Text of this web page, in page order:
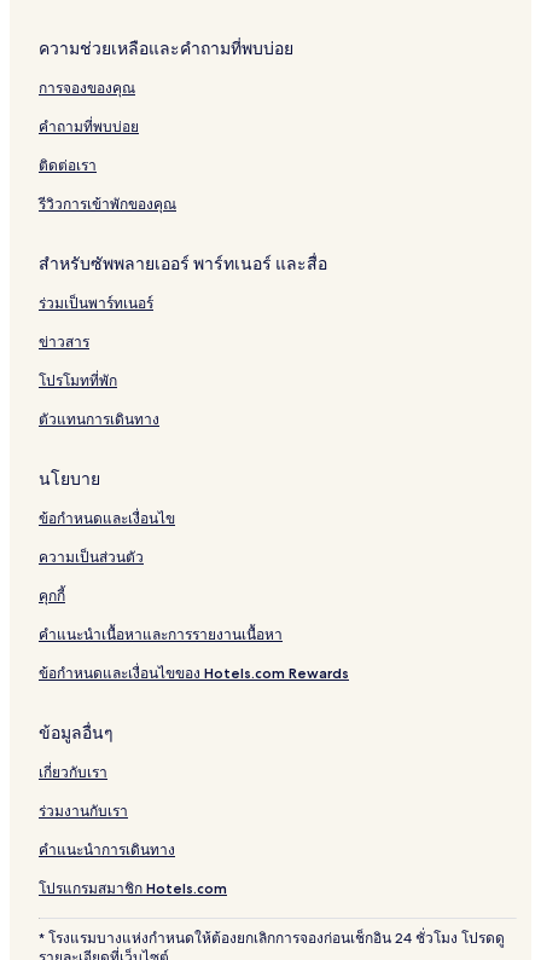
t
is
r
t
ความช่วยเหลือและคำถามที่พบบ่อย
การจองของคุณ
คำถามที่พบบ่อย
ติดต่อเรา
รีวิวการเข้าพักของคุณ
สำหรับซัพพลายเออร์ พาร์ทเนอร์ และสื่อ
ร่วมเป็นพาร์ทเนอร์
ข่าวสาร
โปรโมทที่พัก
ตัวแทนการเดินทาง
นโยบาย
ข้อกำหนดและเงื่อนไข
ความเป็นส่วนตัว
คุกกี้
คำแนะนำเนื้อหาและการรายงานเนื้อหา
ข้อกำหนดและเงื่อนไขของ Hotels.com Rewards
ข้อมูลอื่นๆ
เกี่ยวกับเรา
ร่วมงานกับเรา
คำแนะนำการเดินทาง
โปรแกรมสมาชิก Hotels.com
* โรงแรมบางแห่งกำหนดให้ต้องยกเลิกการจองก่อนเช็กอิน 24 ชั่วโมง โปรดดู